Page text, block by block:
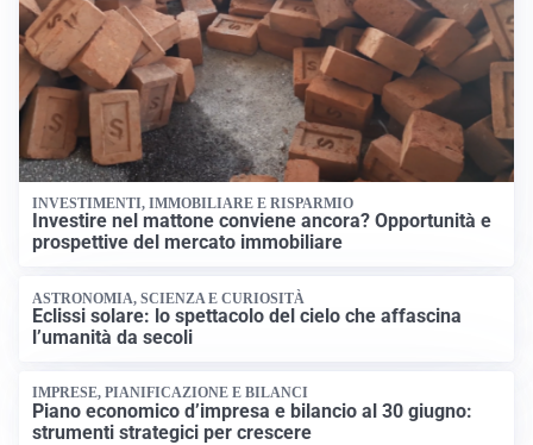
INVESTIMENTI, IMMOBILIARE E RISPARMIO
Investire nel mattone conviene ancora? Opportunità e
prospettive del mercato immobiliare
ASTRONOMIA, SCIENZA E CURIOSITÀ
Eclissi solare: lo spettacolo del cielo che affascina
l’umanità da secoli
IMPRESE, PIANIFICAZIONE E BILANCI
Piano economico d’impresa e bilancio al 30 giugno:
strumenti strategici per crescere